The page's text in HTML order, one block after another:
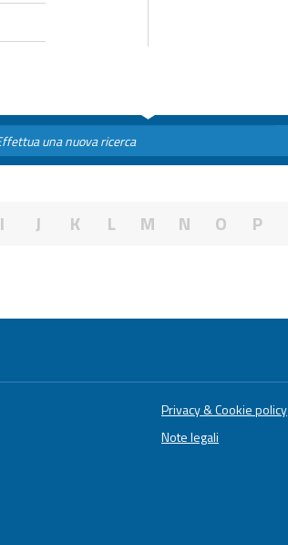
I J K L M N O P
Privacy & Cookie policy
Note legali